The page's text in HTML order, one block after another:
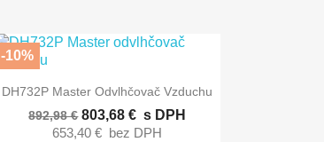
Rýchly náhľad
DH732P Master Odvlhčovač Vzduchu
892,98 € 803,68 € s DPH
653,40 € bez DPH
-10%